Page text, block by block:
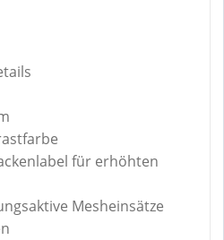
für erhöhten
Mesheinsätze